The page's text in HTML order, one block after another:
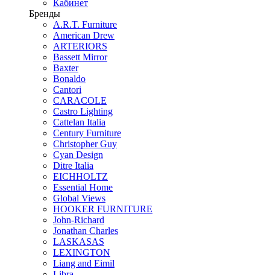
Кабинет
Бренды
A.R.T. Furniture
American Drew
ARTERIORS
Bassett Mirror
Baxter
Bonaldo
Cantori
CARACOLE
Castro Lighting
Cattelan Italia
Century Furniture
Christopher Guy
Cyan Design
Ditre Italia
EICHHOLTZ
Essential Home
Global Views
HOOKER FURNITURE
John-Richard
Jonathan Charles
LASKASAS
LEXINGTON
Liang and Eimil